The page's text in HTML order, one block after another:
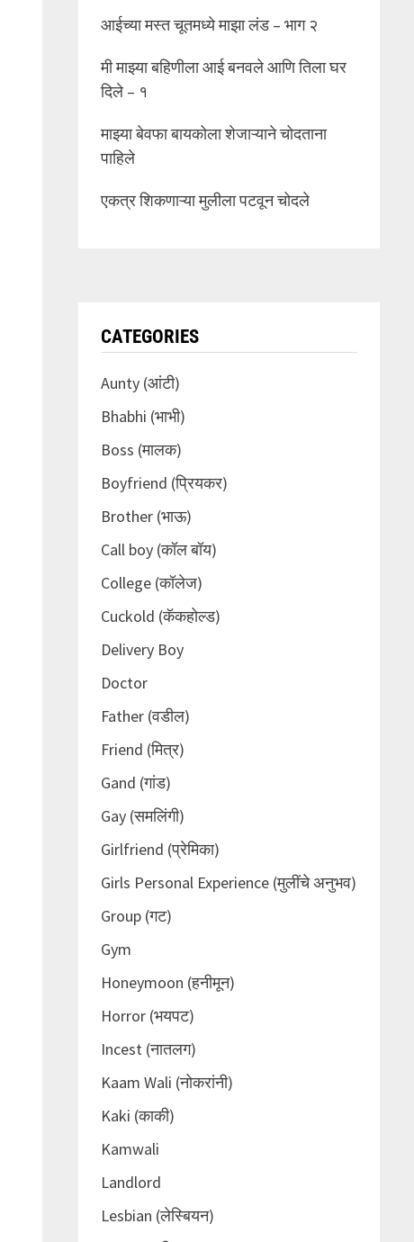
आईच्या मस्त चूतमध्ये माझा लंड – भाग २
मी माझ्या बहिणीला आई बनवले आणि तिला घर
दिले – १
माझ्या बेवफा बायकोला शेजाऱ्याने चोदताना
पाहिले
एकत्र शिकणाऱ्या मुलीला पटवून चोदले
CATEGORIES
Aunty (आंटी)
Bhabhi (भाभी)
Boss (मालक)
Boyfriend (प्रियकर)
Brother (भाऊ)
Call boy (कॉल बॉय)
College (कॉलेज)
Cuckold (कॅकहोल्ड)
Delivery Boy
Doctor
Father (वडील)
Friend (मित्र)
Gand (गांड)
Gay (समलिंगी)
Girlfriend (प्रेमिका)
Girls Personal Experience (मुलींचे अनुभव)
Group (गट)
Gym
Honeymoon (हनीमून)
Horror (भयपट)
Incest (नातलग)
Kaam Wali (नोकरांनी)
Kaki (काकी)
Kamwali
Landlord
Lesbian (लेस्बियन)